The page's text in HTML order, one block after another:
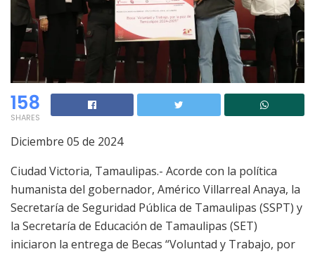
158
SHARES
Diciembre 05 de 2024
Ciudad Victoria, Tamaulipas.- Acorde con la política
humanista del gobernador, Américo Villarreal Anaya, la
Secretaría de Seguridad Pública de Tamaulipas (SSPT) y
la Secretaría de Educación de Tamaulipas (SET)
iniciaron la entrega de Becas “Voluntad y Trabajo, por